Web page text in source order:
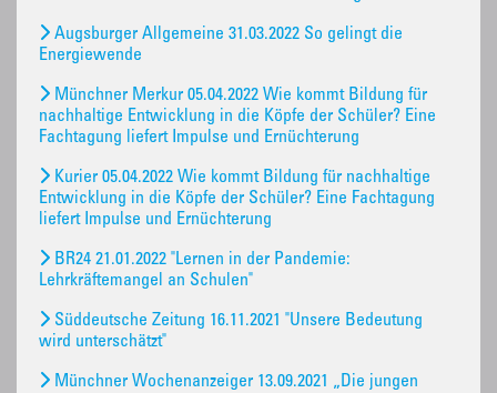
Augsburger Allgemeine 31.03.2022 So gelingt die
Energiewende
Münchner Merkur 05.04.2022 Wie kommt Bildung für
nachhaltige Entwicklung in die Köpfe der Schüler? Eine
Fachtagung liefert Impulse und Ernüchterung
Kurier 05.04.2022 Wie kommt Bildung für nachhaltige
Entwicklung in die Köpfe der Schüler? Eine Fachtagung
liefert Impulse und Ernüchterung
BR24 21.01.2022 "Lernen in der Pandemie:
Lehrkräftemangel an Schulen"
Süddeutsche Zeitung 16.11.2021 "Unsere Bedeutung
wird unterschätzt"
Münchner Wochenanzeiger 13.09.2021 „Die jungen